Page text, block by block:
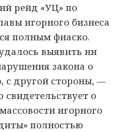
рейд «УЦ» по
игорного бизнеса
полным фиаско.
выявить ни
закона о
с другой стороны, —
о
игорного
полностью